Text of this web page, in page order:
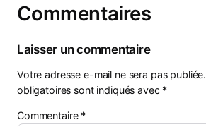
Commentaires
Laisser un commentaire
Votre adresse e-mail ne sera pas publiée.
obligatoires sont indiqués avec *
Commentaire *